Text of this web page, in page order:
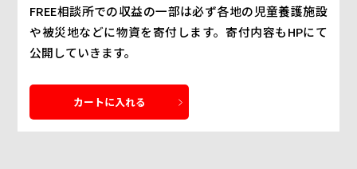
FREE相談所での収益の一部は必ず各地の児童養護施設
や被災地などに物資を寄付します。寄付内容もHPにて
公開していきます。